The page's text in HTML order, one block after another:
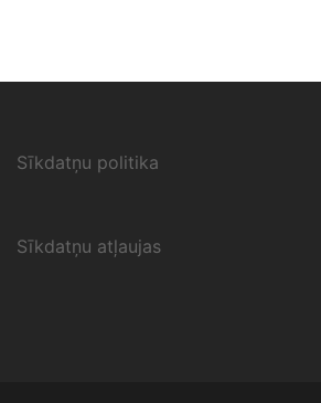
Sīkdatņu politika
Sīkdatņu atļaujas